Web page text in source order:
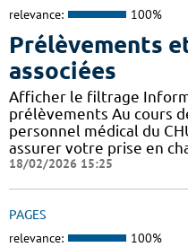
relevance: 100%
Prélèvements
associées
Afficher le filtrage
prélèvements Au cours
personnel médical du
assurer votre prise en
18/02/2026 15:25
PAGES
relevance: 100%